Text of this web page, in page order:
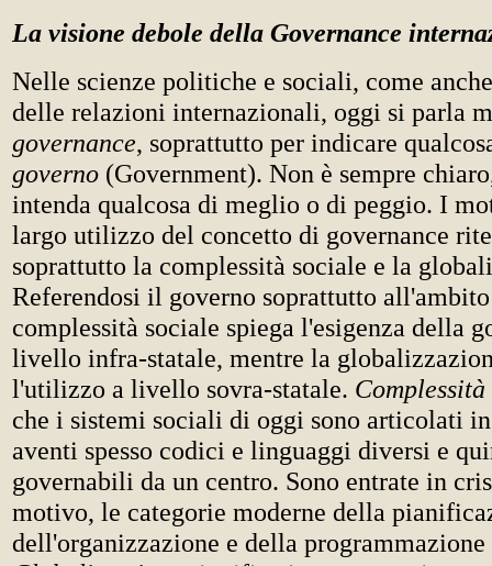
La visione debole della Governance
Nelle scienze politiche e sociali, come
delle relazioni internazionali, oggi si parla
governance, soprattutto per indicare
governo (Government). Non è sempre
intenda qualcosa di meglio o di peggio. I
largo utilizzo del concetto di governance
soprattutto la complessità sociale e la
Referendosi il governo soprattutto
complessità sociale spiega l'esigenza della
livello infra-statale, mentre la
l'utilizzo a livello sovra-statale.
che i sistemi sociali di oggi sono articolati
aventi spesso codici e linguaggi diversi e
governabili da un centro. Sono entrate in
motivo, le categorie moderne della
dell'organizzazione e della